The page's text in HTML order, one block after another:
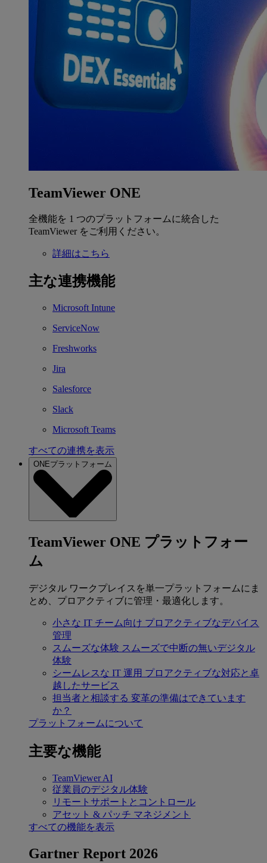
TeamViewer ONE
全機能を 1 つのプラットフォームに統合した
TeamViewer をご利用ください。
詳細はこちら
主な連携機能
Microsoft Intune
ServiceNow
Freshworks
Jira
Salesforce
Slack
Microsoft Teams
すべての連携を表示
ONEプラットフォーム
TeamViewer ONE プラットフォー
ム
デジタル ワークプレイスを単一プラットフォームにま
とめ、プロアクティブに管理・最適化します。
小さな IT チーム向け プロアクティブなデバイス
管理
スムーズな体験 スムーズで中断の無いデジタル
体験
シームレスな IT 運用 プロアクティブな対応と卓
越したサービス
担当者と相談する 変革の準備はできています
か？
プラットフォームについて
主要な機能
TeamViewer AI
従業員のデジタル体験
リモートサポートとコントロール
アセット & パッチ マネジメント
すべての機能を表示
Gartner Report 2026